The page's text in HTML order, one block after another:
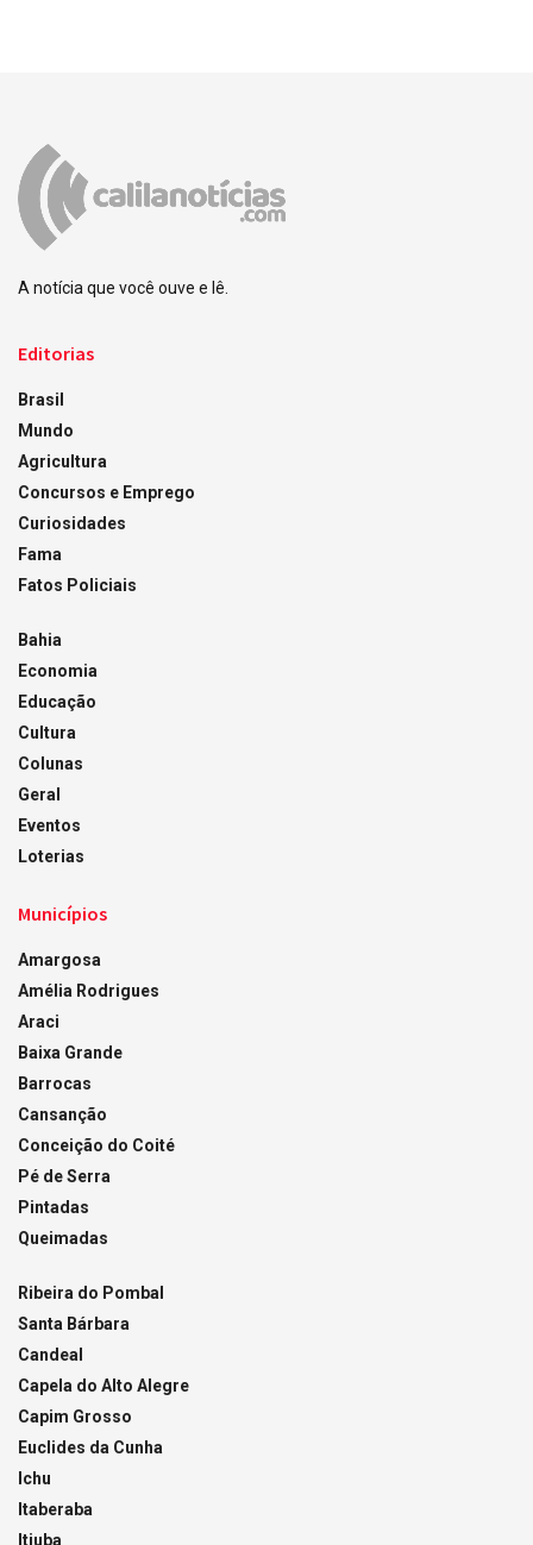
A notícia que você ouve e lê.
Editorias
Brasil
Mundo
Agricultura
Concursos e Emprego
Curiosidades
Fama
Fatos Policiais
Bahia
Economia
Educação
Cultura
Colunas
Geral
Eventos
Loterias
Municípios
Amargosa
Amélia Rodrigues
Araci
Baixa Grande
Barrocas
Cansanção
Conceição do Coité
Pé de Serra
Pintadas
Queimadas
Ribeira do Pombal
Santa Bárbara
Candeal
Capela do Alto Alegre
Capim Grosso
Euclides da Cunha
Ichu
Itaberaba
Itiuba